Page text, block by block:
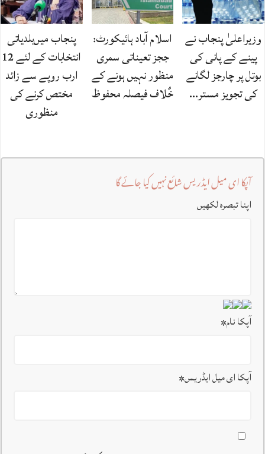
وزیراعلیٰ پنجاب نے
پینے کے پانی کی
بوتل پر چارجز لگانے
کی تجویز مستر…
اسلام آباد ہائیکورٹ:
ججز تعیناتی سمری
منظور نہیں‌ ہونے کے
خٌلاف فیصلہ محفوظ
پنجاب میں‌بلدیاتی
انتخابات کے لئے 12
ارب روپے سے زائد
مختص کرنے کی
منظوری
آپکا ای میل ایڈریس شائع نہیں کیا جائے گا
اپنا تبصرہ لکھیں
آپکا نام*
آپکا ای میل ایڈریس*